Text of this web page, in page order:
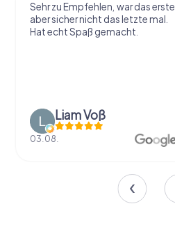
Sehr zu Empfehlen, war das erste
aber sicher nicht das letzte mal.
Hat echt Spaß gemacht.
Liam Voß
03.08.